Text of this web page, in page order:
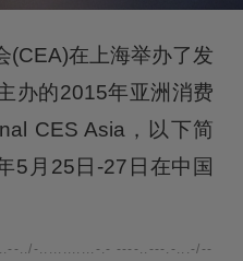
(CEA)在上海举办了发
办的2015年亚洲消费
CES Asia，以下简
5月25日-27日在中国
../-............-.- ----..---.-...-/--